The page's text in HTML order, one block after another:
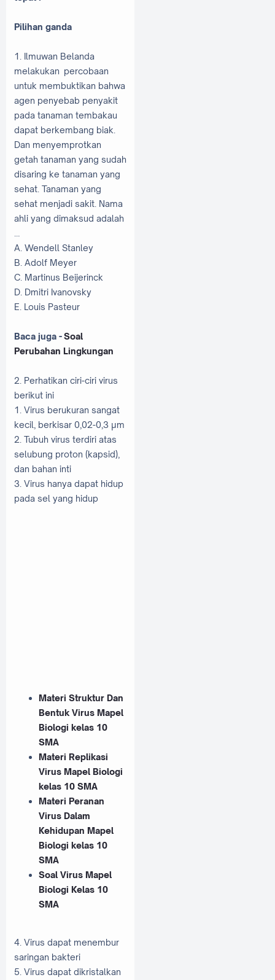
Pilihan ganda
1. Ilmuwan Belanda
melakukan percobaan
untuk membuktikan bahwa
agen penyebab penyakit
pada tanaman tembakau
dapat berkembang biak.
Dan menyemprotkan
getah tanaman yang sudah
disaring ke tanaman yang
sehat. Tanaman yang
sehat menjadi sakit. Nama
ahli yang dimaksud adalah
A. Wendell Stanley
B. Adolf Meyer
C. Martinus Beijerinck
D. Dmitri Ivanovsky
E. Louis Pasteur
Baca juga -Soal
Perubahan Lingkungan
2. Perhatikan ciri-ciri virus
berikut ini
1. Virus berukuran sangat
kecil, berkisar 0,02-0,3 µm
2. Tubuh virus terdiri atas
selubung proton (kapsid),
dan bahan inti
3. Virus hanya dapat hidup
pada sel yang hidup
Materi Struktur Dan
Bentuk Virus Mapel
Biologi kelas 10
SMA
Materi Replikasi
Virus Mapel Biologi
kelas 10 SMA
Materi Peranan
Virus Dalam
Kehidupan Mapel
Biologi kelas 10
SMA
Soal Virus Mapel
Biologi Kelas 10
SMA
4. Virus dapat menembur
saringan bakteri
5. Virus dapat dikristalkan